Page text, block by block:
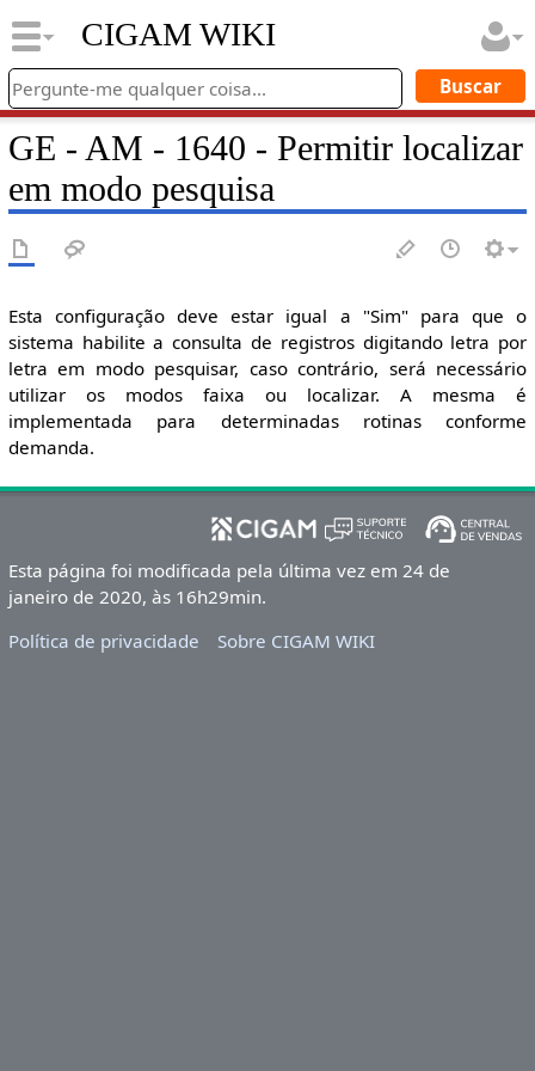
CIGAM WIKI
GE - AM - 1640 - Permitir localizar
em modo pesquisa
Esta configuração deve estar igual a "Sim" para que o
sistema habilite a consulta de registros digitando letra por
letra em modo pesquisar, caso contrário, será necessário
utilizar os modos faixa ou localizar. A mesma é
implementada para determinadas rotinas conforme
demanda.
Esta página foi modificada pela última vez em 24 de
janeiro de 2020, às 16h29min.
Política de privacidade
Sobre CIGAM WIKI